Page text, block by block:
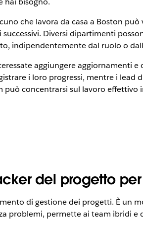
che lavora da casa a Boston può
Diversi dipartimenti
indipendentemente dal ruolo o
aggiungere aggiornamenti
i loro progressi, mentre i lead
concentrarsi sul lavoro effettivo
del progetto
di gestione dei progetti. È un
problemi, permette ai team ibridi